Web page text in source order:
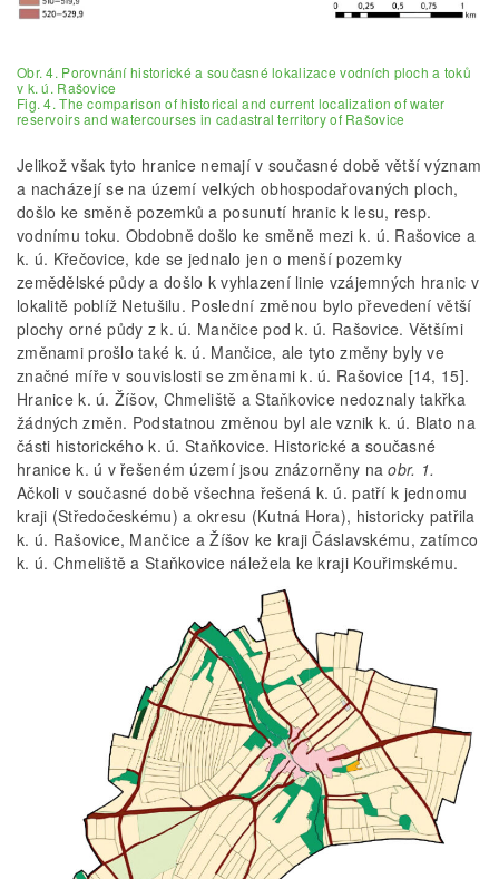
Obr. 4. Porovnání historické a současné lokalizace vodních ploch a toků
v k. ú. Rašovice
Fig. 4. The comparison of historical and current localization of water
reservoirs and watercourses in cadastral territory of Rašovice
Jelikož však tyto hranice nemají v současné době větší význam
a nacházejí se na území velkých obhospodařovaných ploch,
došlo ke směně pozemků a posunutí hranic k lesu, resp.
vodnímu toku. Obdobně došlo ke směně mezi k. ú. Rašovice a
k. ú. Křečovice, kde se jednalo jen o menší pozemky
zemědělské půdy a došlo k vyhlazení linie vzájemných hranic v
lokalitě poblíž Netušilu. Poslední změnou bylo převedení větší
plochy orné půdy z k. ú. Mančice pod k. ú. Rašovice. Většími
změnami prošlo také k. ú. Mančice, ale tyto změny byly ve
značné míře v souvislosti se změnami k. ú. Rašovice [14, 15].
Hranice k. ú. Žíšov, Chmeliště a Staňkovice nedoznaly takřka
žádných změn. Podstatnou změnou byl ale vznik k. ú. Blato na
části historického k. ú. Staňkovice. Historické a současné
hranice k. ú v řešeném území jsou znázorněny naobr. 1.
Ačkoli v současné době všechna řešená k. ú. patří k jednomu
kraji (Středočeskému) a okresu (Kutná Hora), historicky patřila
k. ú. Rašovice, Mančice a Žíšov ke kraji Čáslavskému, zatímco
k. ú. Chmeliště a Staňkovice náležela ke kraji Kouřimskému.